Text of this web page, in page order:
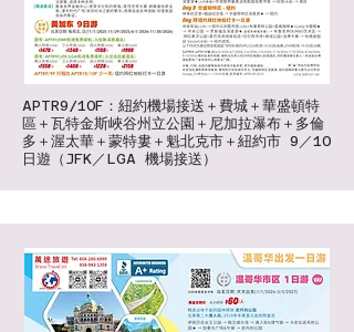
APTR9/10F：紐約機場接送＋費城＋華盛頓特
區＋瓦特金斯峽谷州立公園＋尼加拉瀑布＋多倫
多＋渥太華＋蒙特婁＋魁北克市＋紐約市 9／10
日遊（JFK／LGA 機場接送）